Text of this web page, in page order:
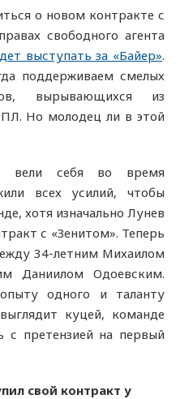
о новом контракте с
свободного агента
выступать за «Байер».
поддерживаем смелых
вырывающихся из
Но молодец ли в этой
вели себя во время
всех усилий, чтобы
хотя изначально Лунев
с «Зенитом». Теперь
34-летним Михаилом
Даниилом Одоевским.
одного и таланту
куцей, команде
претензией на первый
свой контракт у